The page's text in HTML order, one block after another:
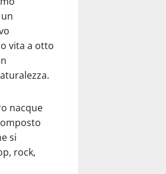
vita a otto
nacque
si
rock,